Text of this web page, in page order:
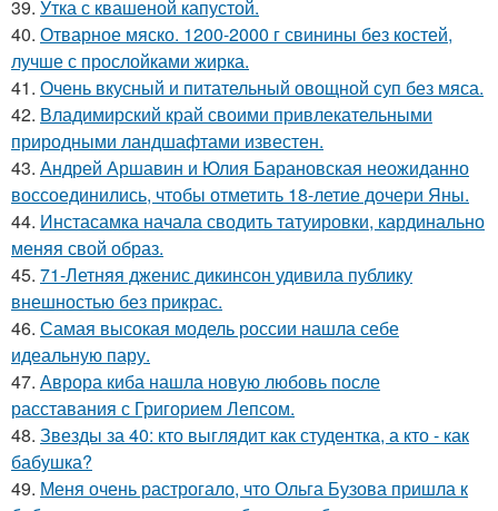
39. Утка с квашеной капустой.
40. Отварное мяско. 1200-2000 г свинины без костей,
лучше с прослойками жирка.
41. Очень вкусный и питательный овощной суп без мяса.
42. Владимирский край своими привлекательными
природными ландшафтами известен.
43. Андрей Аршавин и Юлия Барановская неожиданно
воссоединились, чтобы отметить 18-летие дочери Яны.
44. Инстасамка начала сводить татуировки, кардинально
меняя свой образ.
45. 71-Летняя дженис дикинсон удивила публику
внешностью без прикрас.
46. Самая высокая модель россии нашла себе
идеальную пару.
47. Аврора киба нашла новую любовь после
расставания с Григорием Лепсом.
48. Звезды за 40: кто выглядит как студентка, а кто - как
бабушка?
49. Меня очень растрогало, что Ольга Бузова пришла к